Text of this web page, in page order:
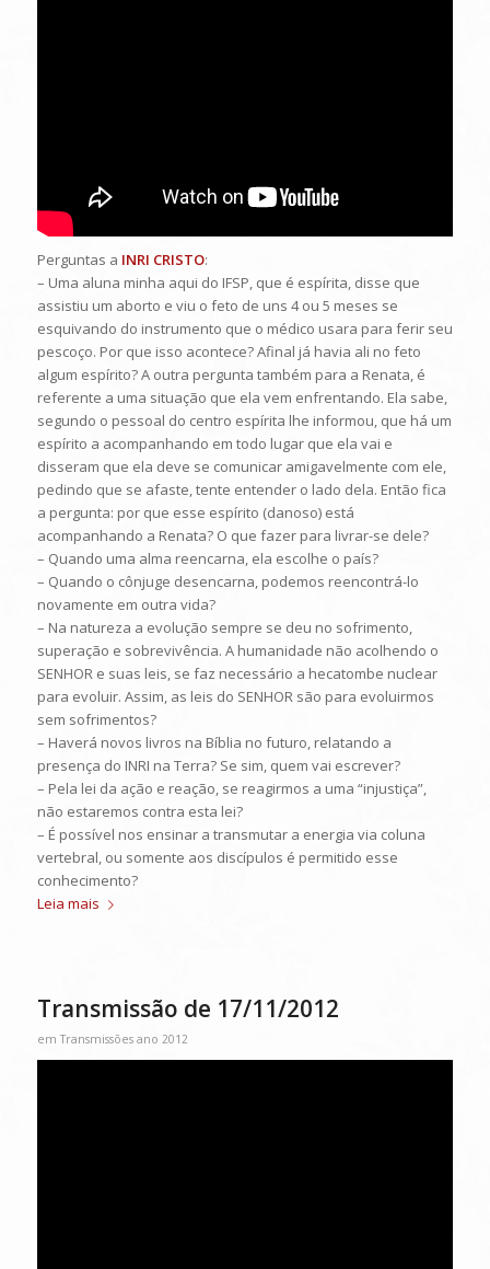
Perguntas a INRI CRISTO:
– Uma aluna minha aqui do IFSP, que é espírita, disse que
assistiu um aborto e viu o feto de uns 4 ou 5 meses se
esquivando do instrumento que o médico usara para ferir seu
pescoço. Por que isso acontece? Afinal já havia ali no feto
algum espírito? A outra pergunta também para a Renata, é
referente a uma situação que ela vem enfrentando. Ela sabe,
segundo o pessoal do centro espírita lhe informou, que há um
espírito a acompanhando em todo lugar que ela vai e
disseram que ela deve se comunicar amigavelmente com ele,
pedindo que se afaste, tente entender o lado dela. Então fica
a pergunta: por que esse espírito (danoso) está
acompanhando a Renata? O que fazer para livrar-se dele?
– Quando uma alma reencarna, ela escolhe o país?
– Quando o cônjuge desencarna, podemos reencontrá-lo
novamente em outra vida?
– Na natureza a evolução sempre se deu no sofrimento,
superação e sobrevivência. A humanidade não acolhendo o
SENHOR e suas leis, se faz necessário a hecatombe nuclear
para evoluir. Assim, as leis do SENHOR são para evoluirmos
sem sofrimentos?
– Haverá novos livros na Bíblia no futuro, relatando a
presença do INRI na Terra? Se sim, quem vai escrever?
– Pela lei da ação e reação, se reagirmos a uma “injustiça”,
não estaremos contra esta lei?
– É possível nos ensinar a transmutar a energia via coluna
vertebral, ou somente aos discípulos é permitido esse
conhecimento?
Leia mais
Transmissão de 17/11/2012
emTransmissões ano 2012